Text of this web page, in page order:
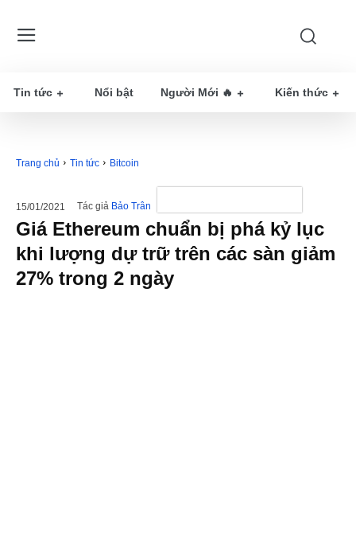
Tin tức Nổi bật Người Mới 🔥 Kiến thức
Trang chủ Tin tức Bitcoin
15/01/2021 Tác giả Bảo Trân
Giá Ethereum chuẩn bị phá kỷ lục
khi lượng dự trữ trên các sàn giảm
27% trong 2 ngày